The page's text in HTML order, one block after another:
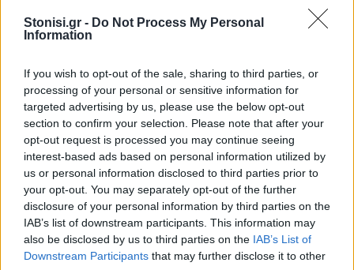
Stonisi.gr - Do Not Process My Personal
Information
If you wish to opt-out of the sale, sharing to third parties, or
processing of your personal or sensitive information for
targeted advertising by us, please use the below opt-out
section to confirm your selection. Please note that after your
opt-out request is processed you may continue seeing
interest-based ads based on personal information utilized by
us or personal information disclosed to third parties prior to
your opt-out. You may separately opt-out of the further
disclosure of your personal information by third parties on the
IAB’s list of downstream participants. This information may
also be disclosed by us to third parties on the IAB’s List of
Downstream Participants that may further disclose it to other
Ανεμώτιας».
κόσμο των Μανιταριών,Με τον Μυκητολογικό
Περιβαλλοντικό Σύλλογο “Μανιταρόφιλοι
Λέσβου”,Βιωματική δράση και περιήγηση στη
φύση, με πρακτικές γνώσεις για τα είδη
μανιταριών, τη συλλογή και τη γαστρονομική τους
αξία.
15:00 – Μουσικό Σχήμα “ΖΑΝΑΧΑΤΙ”, Μουσικό
ταξίδι με έντεχνες και λαϊκές αποχρώσεις, Μαρία
Κακαρώνη (κιθάρα, φωνή), Αντώνης Τσιτσής